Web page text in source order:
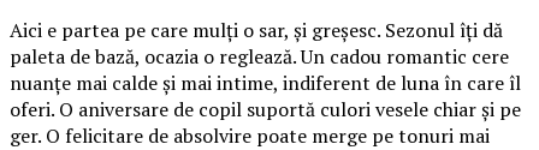
Aici e partea pe care mulți o sar, și greșesc. Sezonul îți dă
paleta de bază, ocazia o reglează. Un cadou romantic cere
nuanțe mai calde și mai intime, indiferent de luna în care îl
oferi. O aniversare de copil suportă culori vesele chiar și pe
ger. O felicitare de absolvire poate merge pe tonuri mai